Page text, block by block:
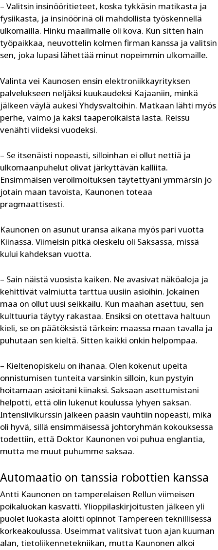
– Valitsin insinööritieteet, koska tykkäsin matikasta ja
fysiikasta, ja insinöörinä oli mahdollista työskennellä
ulkomailla. Hinku maailmalle oli kova. Kun sitten hain
työpaikkaa, neuvottelin kolmen firman kanssa ja valitsin
sen, joka lupasi lähettää minut nopeimmin ulkomaille.
Valinta vei Kaunosen ensin elektroniikkayrityksen
palvelukseen neljäksi kuukaudeksi Kajaaniin, minkä
jälkeen väylä aukesi Yhdysvaltoihin. Matkaan lähti myös
perhe, vaimo ja kaksi taaperoikäistä lasta. Reissu
venähti viideksi vuodeksi.
– Se itsenäisti nopeasti, silloinhan ei ollut nettiä ja
ulkomaanpuhelut olivat järkyttävän kalliita.
Ensimmäisen veroilmoituksen täytettyäni ymmärsin jo
jotain maan tavoista, Kaunonen toteaa
pragmaattisesti.
Kaunonen on asunut uransa aikana myös pari vuotta
Kiinassa. Viimeisin pitkä oleskelu oli Saksassa, missä
kului kahdeksan vuotta.
– Sain näistä vuosista kaiken. Ne avasivat näköaloja ja
kehittivät valmiutta tarttua uusiin asioihin. Jokainen
maa on ollut uusi seikkailu. Kun maahan asettuu, sen
kulttuuria täytyy rakastaa. Ensiksi on otettava haltuun
kieli, se on päätöksistä tärkein: maassa maan tavalla ja
puhutaan sen kieltä. Sitten kaikki onkin helpompaa.
– Kieltenopiskelu on ihanaa. Olen kokenut upeita
onnistumisen tunteita varsinkin silloin, kun pystyin
hoitamaan asioitani kiinaksi. Saksaan asettumistani
helpotti, että olin lukenut koulussa lyhyen saksan.
Intensiivikurssin jälkeen pääsin vauhtiin nopeasti, mikä
oli hyvä, sillä ensimmäisessä johtoryhmän kokouksessa
todettiin, että Doktor Kaunonen voi puhua englantia,
mutta me muut puhumme saksaa.
Automaatio on tanssia robottien kanssa
Antti Kaunonen on tamperelaisen Rellun viimeisen
poikaluokan kasvatti. Ylioppilaskirjoitusten jälkeen yli
puolet luokasta aloitti opinnot Tampereen teknillisessä
korkeakoulussa. Useimmat valitsivat tuon ajan kuuman
alan, tietoliikennetekniikan, mutta Kaunonen alkoi